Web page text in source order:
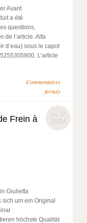
Avant
a été
questions,
de l’article. Alfa
d’eau) sous le capot
L’article
Commentaires
fermés
oct 22
2024
Frein à
Giulietta
um ein Original
höchste Qualität